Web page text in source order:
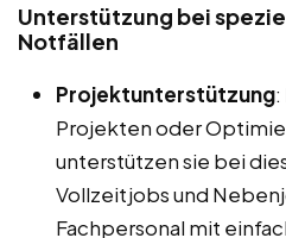
Unterstützung bei
Notfällen
Projektunterstützung
Projekten oder
unterstützen sie bei
Vollzeitjobs und
Fachpersonal mit